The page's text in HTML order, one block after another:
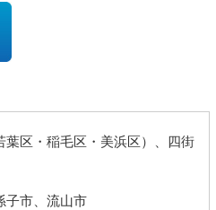
区・稲毛区・美浜区）、四街
市、流山市